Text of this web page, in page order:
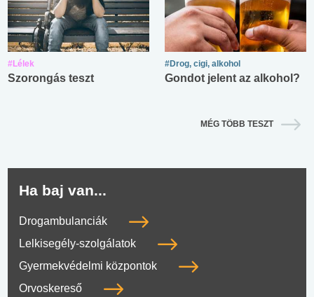
#Lélek
Szorongás teszt
#Drog, cigi, alkohol
Gondot jelent az alkohol?
MÉG TÖBB TESZT
Ha baj van...
Drogambulanciák
Lelkisegély-szolgálatok
Gyermekvédelmi központok
Orvoskereső